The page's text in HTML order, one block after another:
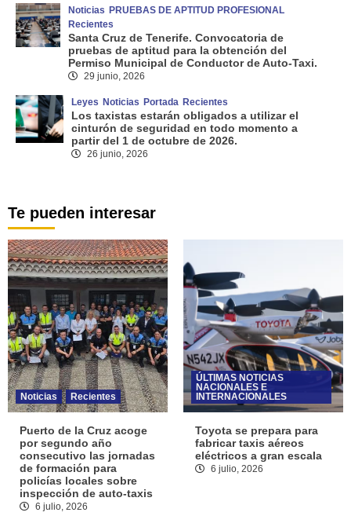
Noticias PRUEBAS DE APTITUD PROFESIONAL
Recientes
Santa Cruz de Tenerife. Convocatoria de
pruebas de aptitud para la obtención del
Permiso Municipal de Conductor de Auto-Taxi.
29 junio, 2026
Leyes Noticias Portada Recientes
Los taxistas estarán obligados a utilizar el
cinturón de seguridad en todo momento a
partir del 1 de octubre de 2026.
26 junio, 2026
Te pueden interesar
Noticias Recientes
Puerto de la Cruz acoge
por segundo año
consecutivo las jornadas
de formación para
policías locales sobre
inspección de auto-taxis
6 julio, 2026
ÚLTIMAS NOTICIAS
NACIONALES E
INTERNACIONALES
Toyota se prepara para
fabricar taxis aéreos
eléctricos a gran escala
6 julio, 2026